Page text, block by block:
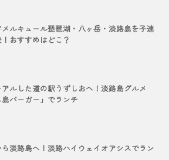
メルキュール琵琶湖・八ヶ岳・淡路島を子連
おすすめはどこ？
アルした道の駅うずしおへ！淡路島グルメ
島バーガー」でランチ
淡路島へ！淡路ハイウェイオアシスでラン